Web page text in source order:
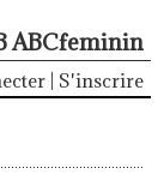
ABCfeminin
S'inscrire